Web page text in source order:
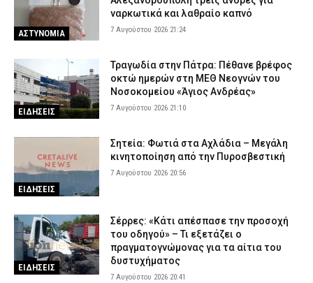
ΑΣΤΥΝΟΜΙΑ
ναρκωτικά και λαθραίο καπνό
7 Αυγούστου 2026 21:24
ΕΙΔΗΣΕΙΣ
Τραγωδία στην Πάτρα: Πέθανε βρέφος
οκτώ ημερών στη ΜΕΘ Νεογνών του
Νοσοκομείου «Άγιος Ανδρέας»
7 Αυγούστου 2026 21:10
ΕΙΔΗΣΕΙΣ
Σητεία: Φωτιά στα Αχλάδια – Μεγάλη
κινητοποίηση από την Πυροσβεστική
7 Αυγούστου 2026 20:56
ΕΙΔΗΣΕΙΣ
Σέρρες: «Κάτι απέσπασε την προσοχή
του οδηγού» – Τι εξετάζει ο
πραγματογνώμονας για τα αίτια του
δυστυχήματος
7 Αυγούστου 2026 20:41